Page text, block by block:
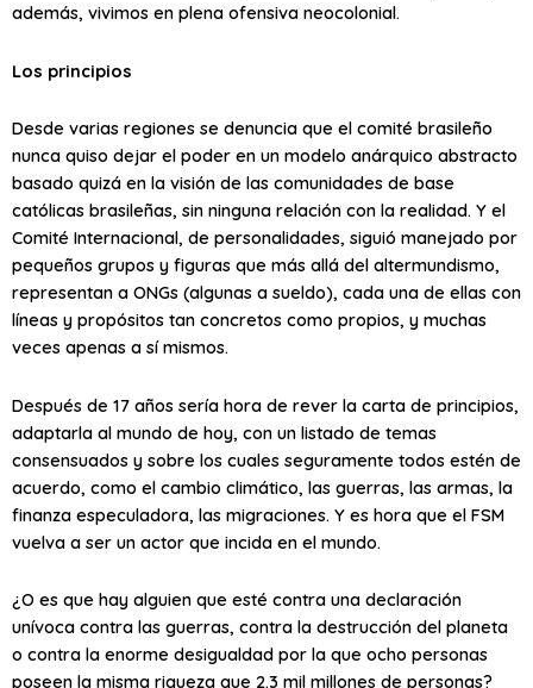
además, vivimos en plena ofensiva neocolonial.
Los principios
Desde varias regiones se denuncia que el comité brasileño
nunca quiso dejar el poder en un modelo anárquico abstracto
basado quizá en la visión de las comunidades de base
católicas brasileñas, sin ninguna relación con la realidad. Y el
Comité Internacional, de personalidades, siguió manejado por
pequeños grupos y figuras que más allá del altermundismo,
representan a ONGs (algunas a sueldo), cada una de ellas con
líneas y propósitos tan concretos como propios, y muchas
veces apenas a sí mismos.
Después de 17 años sería hora de rever la carta de principios,
adaptarla al mundo de hoy, con un listado de temas
consensuados y sobre los cuales seguramente todos estén de
acuerdo, como el cambio climático, las guerras, las armas, la
finanza especuladora, las migraciones. Y es hora que el FSM
vuelva a ser un actor que incida en el mundo.
¿O es que hay alguien que esté contra una declaración
unívoca contra las guerras, contra la destrucción del planeta
o contra la enorme desigualdad por la que ocho personas
poseen la misma riqueza que 2.3 mil millones de personas?